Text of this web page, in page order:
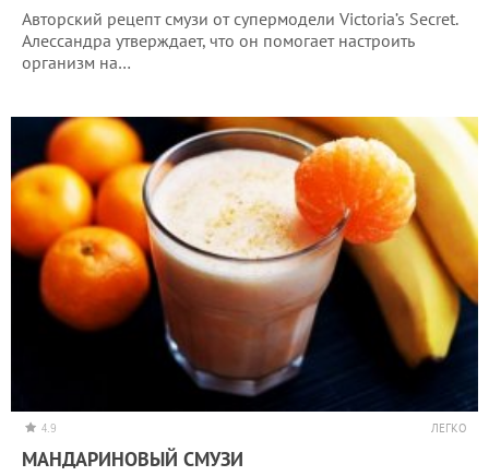
Авторский рецепт смузи от супермодели Victoria’s Secret.
Алессандра утверждает, что он помогает настроить
организм на…
4.9 ЛЕГКО
МАНДАРИНОВЫЙ СМУЗИ